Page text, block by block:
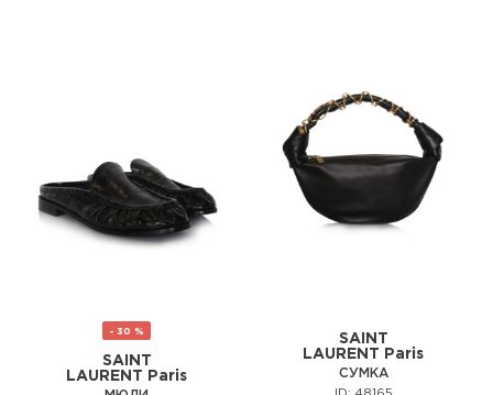
- 30 %
SAINT
LAURENT Paris
SAINT
LAURENT Paris
СУМКА